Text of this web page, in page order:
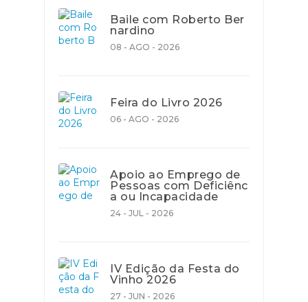
Baile com Roberto Ber
nardino
08 - AGO - 2026
Feira do Livro 2026
06 - AGO - 2026
Apoio ao Emprego de
Pessoas com Deficiênc
a ou Incapacidade
24 - JUL - 2026
IV Edição da Festa do
Vinho 2026
27 - JUN - 2026